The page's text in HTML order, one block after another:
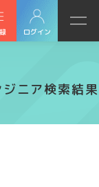
ログイン
ニア検索結果